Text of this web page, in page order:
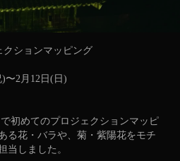
クションマッピング
〜2月12日(日)
初めてのプロジェクションマッピ
る花・バラや、菊・紫陽花をモチ
当しました。